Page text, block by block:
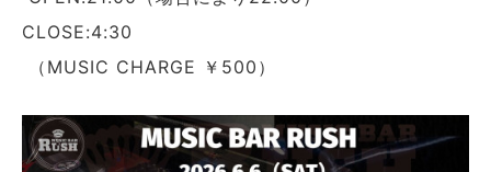
CLOSE:4:30
（MUSIC CHARGE ￥500）